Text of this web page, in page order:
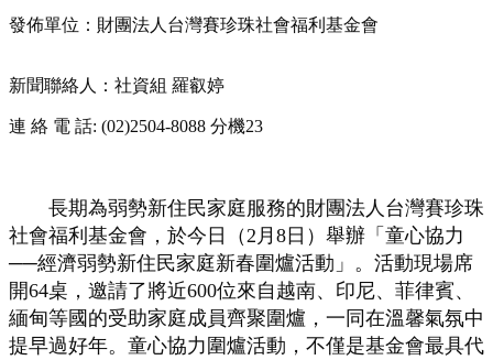
發佈單位：財團法人台灣賽珍珠社會福利基金會
新聞聯絡人：社資組 羅叡婷
連 絡 電 話: (02)2504-8088 分機23
長期為弱勢新住民家庭服務的財團法人台灣賽珍珠
社會福利基金會，於今日（2月8日）舉辦「童心協力
──經濟弱勢新住民家庭新春圍爐活動」。活動現場席
開64桌，邀請了將近600位來自越南、印尼、菲律賓、
緬甸等國的受助家庭成員齊聚圍爐，一同在溫馨氣氛中
提早過好年。童心協力圍爐活動，不僅是基金會最具代